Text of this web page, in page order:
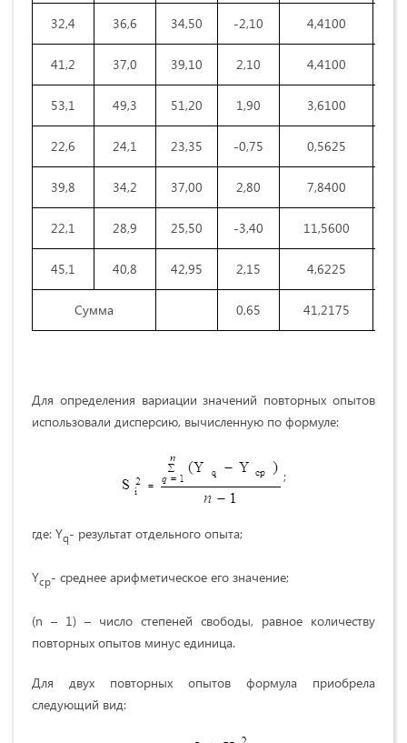
32,4 36,6 34,50 -2,10 4,4100
41,2 37,0 39,10 2,10 4,4100
53,1 49,3 51,20 1,90 3,6100
22,6 24,1 23,35 -0,75 0,5625
39,8 34,2 37,00 2,80 7,8400
22,1 28,9 25,50 -3,40 11,5600
45,1 40,8 42,95 2,15 4,6225
Сумма 0,65 41,2175
Для определения вариации значений повторных опытов
использовали дисперсию, вычисленную по формуле:
;
где: Yq- результат отдельного опыта;
Ycp- среднее арифметическое его значение;
(n – 1) – число степеней свободы, равное количеству
повторных опытов минус единица.
Для двух повторных опытов формула приобрела
следующий вид: